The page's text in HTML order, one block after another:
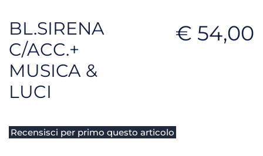
BL.SIRENA
C/ACC.+
MUSICA &
LUCI
€ 54,00
Recensisci per primo questo articolo